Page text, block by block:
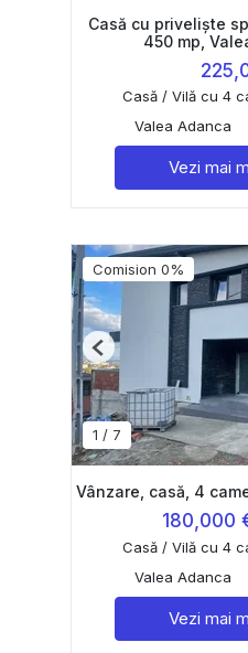
Casă cu priveliște
450 mp,
Casă / Vilă cu 4
Valea Adanca
Vezi mai
Comision 0%
1 / 7
Previous
Vânzare, casă, 4
180,000
Casă / Vilă cu 4
Valea Adanca
Vezi mai